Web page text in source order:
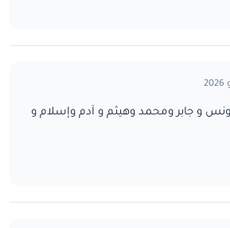
و جابر ومحمد وهيثم و آدم وإسلام و